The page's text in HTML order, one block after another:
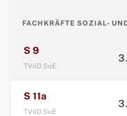
FACHKRÄFTE SOZIAL-
S 9
TVöD SuE
S 11a
TVöD SuE